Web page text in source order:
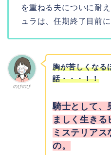
を重ねる夫についに耐
ュラは、任期終了目前
のびのび
胸が苦しくなる
話・・・！！
騎士として、
ましく生き
ミステリアス
の。